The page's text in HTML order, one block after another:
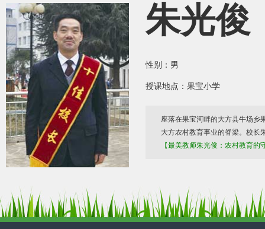
朱光俊
性别：男
授课地点：果宝小学
座落在果宝河畔的大方县牛场乡
大方农村教育事业的脊梁。校长
【最美教师朱光俊：农村教育的